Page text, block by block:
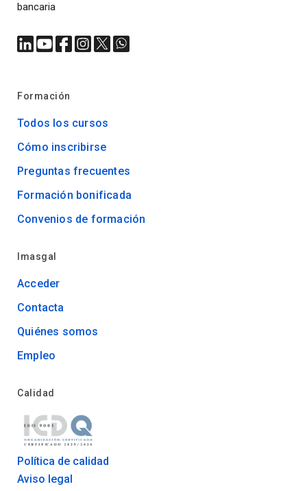
bancaria
Formación
Todos los cursos
Cómo inscribirse
Preguntas frecuentes
Formación bonificada
Convenios de formación
Imasgal
Acceder
Contacta
Quiénes somos
Empleo
Calidad
Política de calidad
Aviso legal